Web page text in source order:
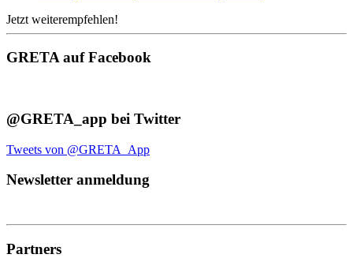
Jetzt weiterempfehlen!
GRETA auf Facebook
@GRETA_app bei Twitter
Tweets von @GRETA_App
Newsletter anmeldung
Partners